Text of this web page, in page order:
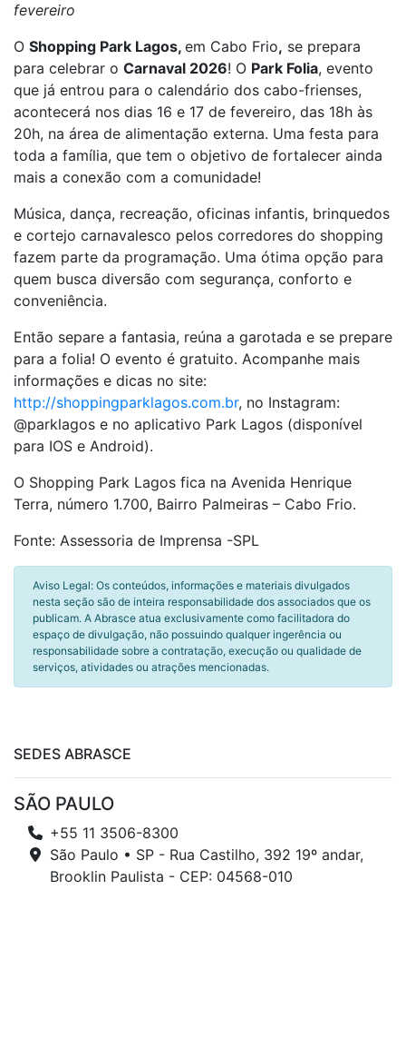
fevereiro
O Shopping Park Lagos, em Cabo Frio, se prepara
para celebrar o Carnaval 2026! O Park Folia, evento
que já entrou para o calendário dos cabo-frienses,
acontecerá nos dias 16 e 17 de fevereiro, das 18h às
20h, na área de alimentação externa. Uma festa para
toda a família, que tem o objetivo de fortalecer ainda
mais a conexão com a comunidade!
Música, dança, recreação, oficinas infantis, brinquedos
e cortejo carnavalesco pelos corredores do shopping
fazem parte da programação. Uma ótima opção para
quem busca diversão com segurança, conforto e
conveniência.
Então separe a fantasia, reúna a garotada e se prepare
para a folia! O evento é gratuito. Acompanhe mais
informações e dicas no site:
http://shoppingparklagos.com.br, no Instagram:
@parklagos e no aplicativo Park Lagos (disponível
para IOS e Android).
O Shopping Park Lagos fica na Avenida Henrique
Terra, número 1.700, Bairro Palmeiras – Cabo Frio.
Fonte: Assessoria de Imprensa -SPL
Aviso Legal: Os conteúdos, informações e materiais divulgados
nesta seção são de inteira responsabilidade dos associados que os
publicam. A Abrasce atua exclusivamente como facilitadora do
espaço de divulgação, não possuindo qualquer ingerência ou
responsabilidade sobre a contratação, execução ou qualidade de
serviços, atividades ou atrações mencionadas.
SEDES ABRASCE
SÃO PAULO
+55 11 3506-8300
São Paulo • SP - Rua Castilho, 392 19º andar,
Brooklin Paulista - CEP: 04568-010